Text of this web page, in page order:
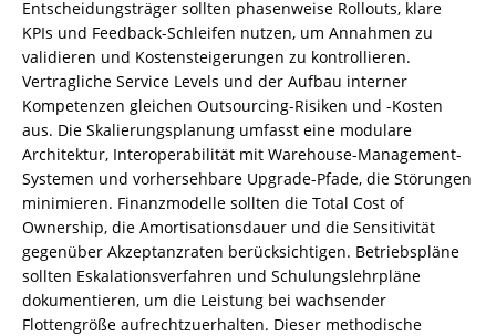
Entscheidungsträger sollten phasenweise Rollouts, klare
KPIs und Feedback-Schleifen nutzen, um Annahmen zu
validieren und Kostensteigerungen zu kontrollieren.
Vertragliche Service Levels und der Aufbau interner
Kompetenzen gleichen Outsourcing-Risiken und -Kosten
aus. Die Skalierungsplanung umfasst eine modulare
Architektur, Interoperabilität mit Warehouse-Management-
Systemen und vorhersehbare Upgrade-Pfade, die Störungen
minimieren. Finanzmodelle sollten die Total Cost of
Ownership, die Amortisationsdauer und die Sensitivität
gegenüber Akzeptanzraten berücksichtigen. Betriebspläne
sollten Eskalationsverfahren und Schulungslehrpläne
dokumentieren, um die Leistung bei wachsender
Flottengröße aufrechtzuerhalten. Dieser methodische